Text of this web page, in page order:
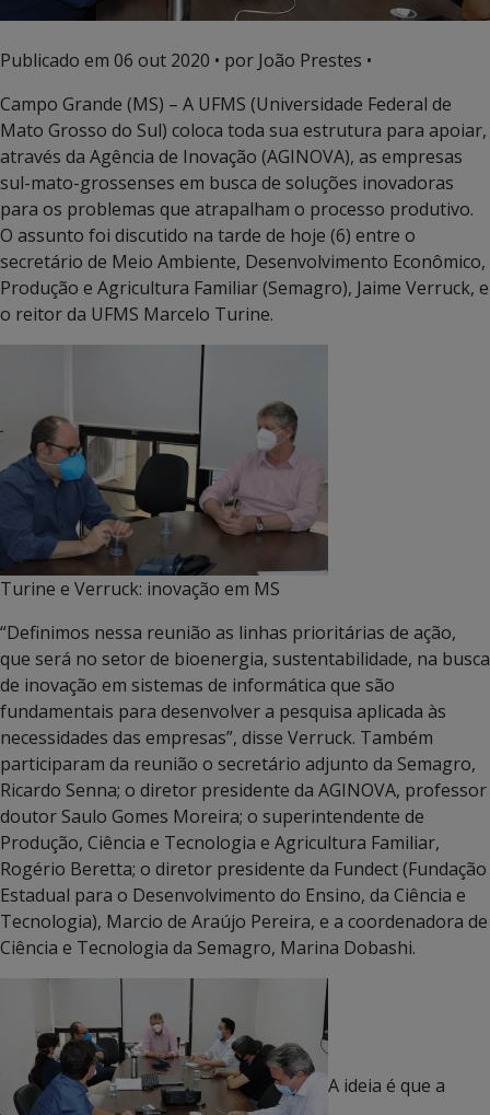
Publicado em 06 out 2020 • por João Prestes •
Campo Grande (MS) – A UFMS (Universidade Federal de
Mato Grosso do Sul) coloca toda sua estrutura para apoiar,
através da Agência de Inovação (AGINOVA), as empresas
sul-mato-grossenses em busca de soluções inovadoras
para os problemas que atrapalham o processo produtivo.
O assunto foi discutido na tarde de hoje (6) entre o
secretário de Meio Ambiente, Desenvolvimento Econômico,
Produção e Agricultura Familiar (Semagro), Jaime Verruck, e
o reitor da UFMS Marcelo Turine.
Turine e Verruck: inovação em MS
“Definimos nessa reunião as linhas prioritárias de ação,
que será no setor de bioenergia, sustentabilidade, na busca
de inovação em sistemas de informática que são
fundamentais para desenvolver a pesquisa aplicada às
necessidades das empresas”, disse Verruck. Também
participaram da reunião o secretário adjunto da Semagro,
Ricardo Senna; o diretor presidente da AGINOVA, professor
doutor Saulo Gomes Moreira; o superintendente de
Produção, Ciência e Tecnologia e Agricultura Familiar,
Rogério Beretta; o diretor presidente da Fundect (Fundação
Estadual para o Desenvolvimento do Ensino, da Ciência e
Tecnologia), Marcio de Araújo Pereira, e a coordenadora de
Ciência e Tecnologia da Semagro, Marina Dobashi.
A ideia é que a